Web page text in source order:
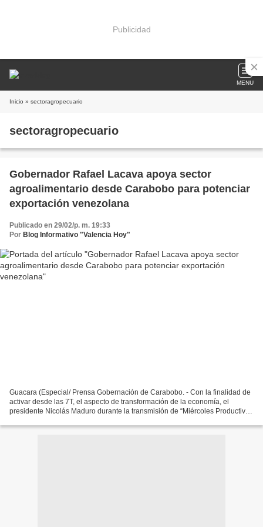
Publicidad
MENU
Inicio » sectoragropecuario
sectoragropecuario
Gobernador Rafael Lacava apoya sector
agroalimentario desde Carabobo para potenciar
exportación venezolana
Publicado en 29/02/p. m. 19:33
Por Blog Informativo "Valencia Hoy"
Guacara (Especial/ Prensa Gobernación de Carabobo. - Con la finalidad de
activar desde las 7T, el aspecto de transformación de la economía, el
presidente Nicolás Maduro durante la transmisión de “Miércoles Productivo”